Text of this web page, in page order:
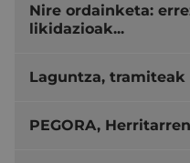
Nire ordainketa:
likidazioak...
Laguntza,
PEGORA,